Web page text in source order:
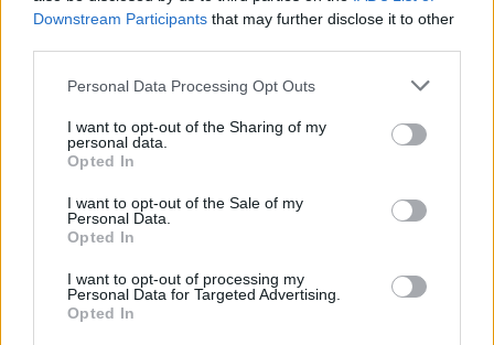
Downstream Participants that may further disclose it to other
Please note that this website/app uses one or more Google
not limited to your visit or usage behaviour. You may click to
grant or deny consent to Google and its third-party tags to
use your data for below specified purposes in below Google
consent section.
Personal Data Processing Opt Outs
I want to opt-out of the Sharing of my
personal data.
Opted In
I want to opt-out of the Sale of my
Personal Data.
Opted In
I want to opt-out of processing my
Personal Data for Targeted Advertising.
Opted In
A kiállított tojásokat Mosonyi Éva népi iparművész
tanulta a tojásírás hagyományos technikáját és
mintakincsét, s azóta öltözteti ünneplőbe a kifújt
„Hímes tojás mintakincset” gyűjtött össze, s ez a szám
évről évre gyarapszik. Ezzel az egyedülálló